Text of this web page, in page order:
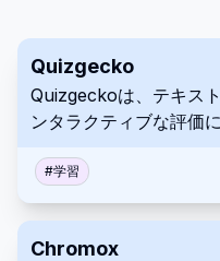
Quizgecko
Quizgeckoは、テキス
ンタラクティブな評価
び多様なプラットフォ
ます。この多機能ツー
#学習
Chromox